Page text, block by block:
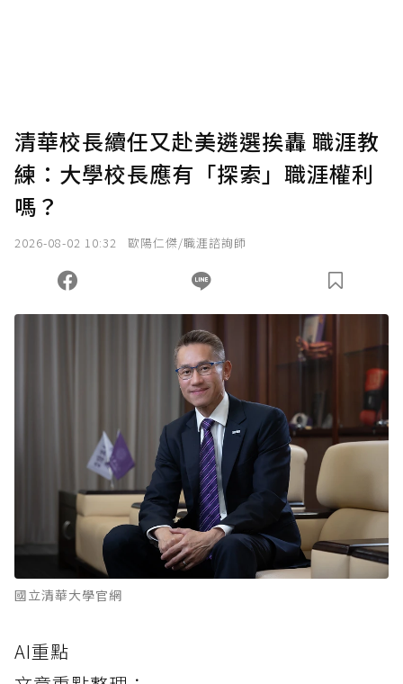
確認送出
您當前剩餘 U 利點數：0點；前往 購買點數
清華校長續任又赴美遴選挨轟 職涯教
練：大學校長應有「探索」職涯權利
嗎？
2026-08-02 10:32 歐陽仁傑/職涯諮詢師
國立清華大學官網
AI重點